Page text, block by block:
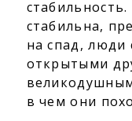
стабильна,
на спад, люди
открытыми
в чем они